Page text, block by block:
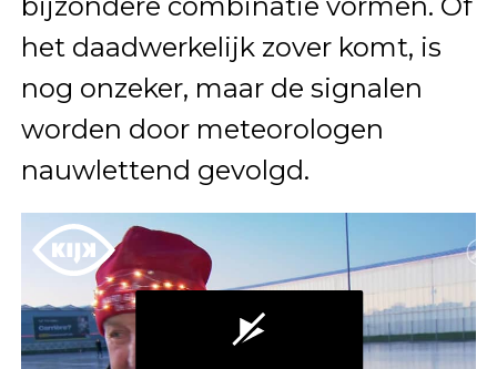
bijzondere combinatie vormen. Of
het daadwerkelijk zover komt, is
nog onzeker, maar de signalen
worden door meteorologen
nauwlettend gevolgd.